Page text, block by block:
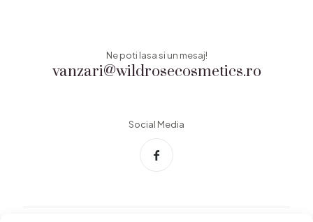
vanzari@wildrosecosmetics.ro
Ne poti lasa si un mesaj!
Social Media